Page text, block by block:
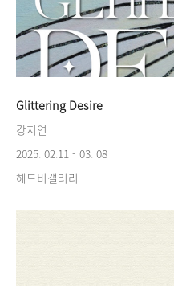
Glittering Desire
강지연
2025. 02.11 - 03. 08
헤드비갤러리